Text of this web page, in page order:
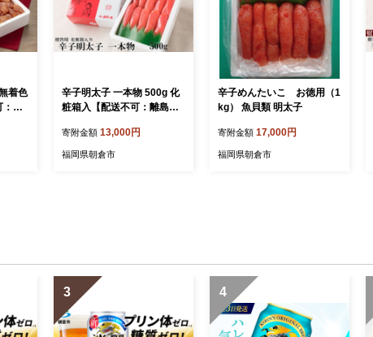
着色
：離
辛子明太子 一本物 500g 化
粧箱入【配送不可：離島】
寄附金額 13,000円
福岡県朝倉市
辛子めんたいこ お徳用（1
kg） 魚貝類 明太子
寄附金額 17,000円
福岡県朝倉市
3 4